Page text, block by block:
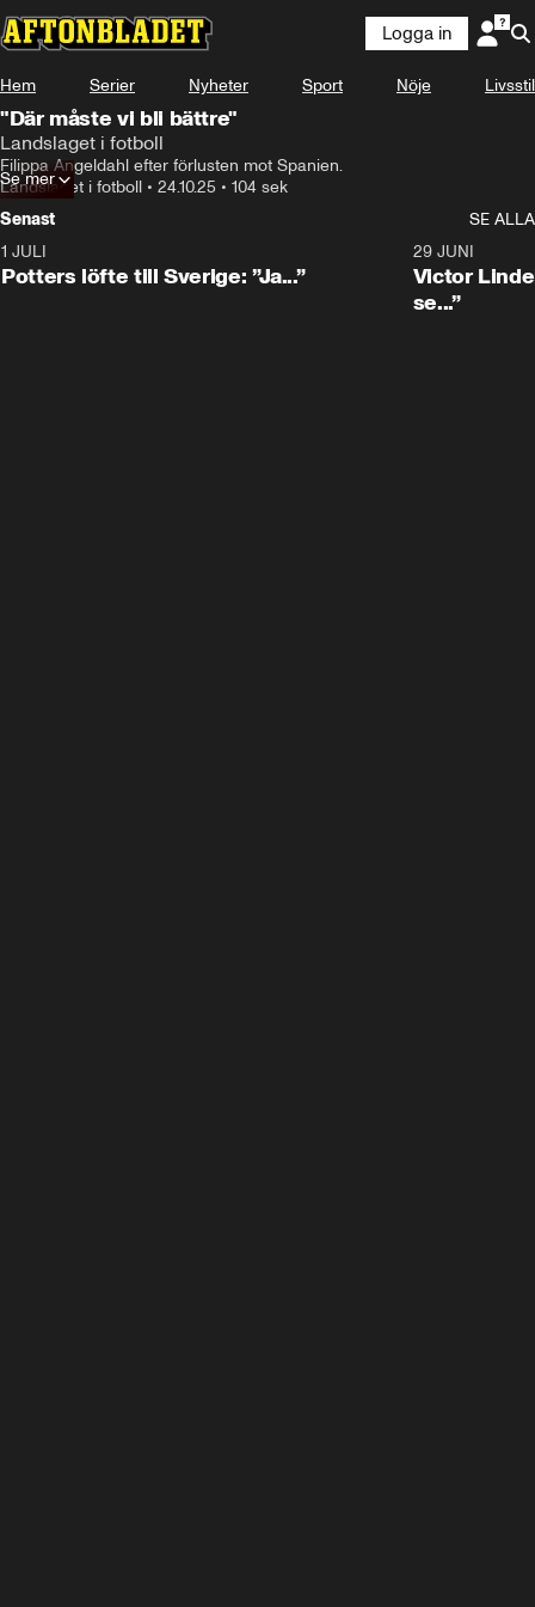
Logga in
Hem Serier Nyheter Sport Nöje Livsstil
"Där måste vi bli bättre"
Landslaget i fotboll
Filippa Angeldahl efter förlusten mot Spanien.
Landslaget i fotboll • 24.10.25 • 104 sek
Se mer
Senast
SE ALLA
1 JULI
Potters löfte till Sverige: ”Ja...”
29 JUNI
Victor
se...”